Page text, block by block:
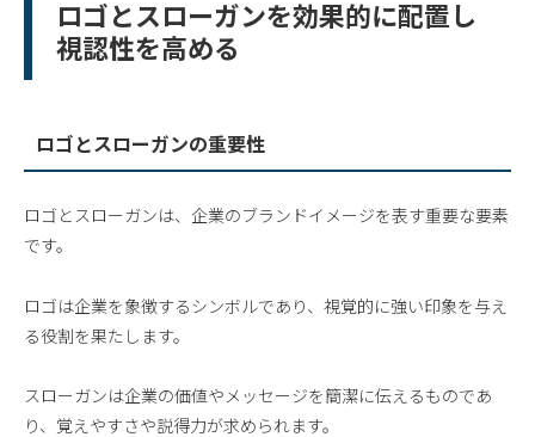
ロゴとスローガンを効果的に配置し
視認性を高める
ロゴとスローガンの重要性
ロゴとスローガンは、企業のブランドイメージを表す重要な要素
です。
ロゴは企業を象徴するシンボルであり、視覚的に強い印象を与え
る役割を果たします。
スローガンは企業の価値やメッセージを簡潔に伝えるものであ
り、覚えやすさや説得力が求められます。